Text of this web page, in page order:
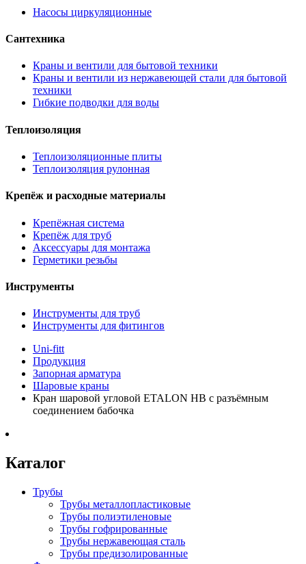
Насосы циркуляционные
Сантехника
Краны и вентили для бытовой техники
Краны и вентили из нержавеющей стали для бытовой
техники
Гибкие подводки для воды
Теплоизоляция
Теплоизоляционные плиты
Теплоизоляция рулонная
Крепёж и расходные материалы
Крепёжная система
Крепёж для труб
Аксессуары для монтажа
Герметики резьбы
Инструменты
Инструменты для труб
Инструменты для фитингов
Uni-fitt
Продукция
Запорная арматура
Шаровые краны
Кран шаровой угловой ETALON НВ с разъёмным
соединением бабочка
Каталог
Трубы
Трубы металлопластиковые
Трубы полиэтиленовые
Трубы гофрированные
Трубы нержавеющая сталь
Трубы предизолированные